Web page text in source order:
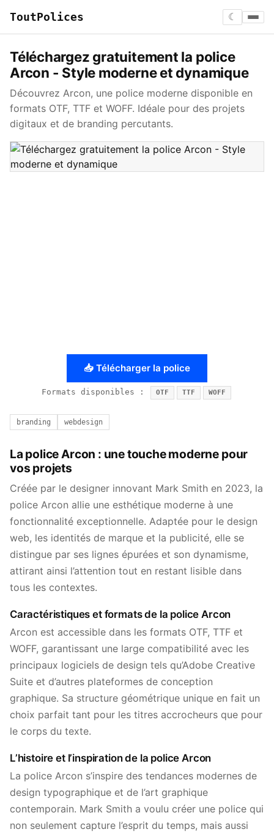
ToutPolices ☾
Téléchargez gratuitement la police
Arcon - Style moderne et dynamique
Découvrez Arcon, une police moderne disponible en
formats OTF, TTF et WOFF. Idéale pour des projets
digitaux et de branding percutants.
📥 Télécharger la police
Formats disponibles : OTF TTF WOFF
branding webdesign
La police Arcon : une touche moderne pour
vos projets
Créée par le designer innovant Mark Smith en 2023, la
police Arcon allie une esthétique moderne à une
fonctionnalité exceptionnelle. Adaptée pour le design
web, les identités de marque et la publicité, elle se
distingue par ses lignes épurées et son dynamisme,
attirant ainsi l’attention tout en restant lisible dans
tous les contextes.
Caractéristiques et formats de la police Arcon
Arcon est accessible dans les formats OTF, TTF et
WOFF, garantissant une large compatibilité avec les
principaux logiciels de design tels qu’Adobe Creative
Suite et d’autres plateformes de conception
graphique. Sa structure géométrique unique en fait un
choix parfait tant pour les titres accrocheurs que pour
le corps du texte.
L’histoire et l’inspiration de la police Arcon
La police Arcon s’inspire des tendances modernes de
design typographique et de l’art graphique
contemporain. Mark Smith a voulu créer une police qui
non seulement capture l’esprit du temps, mais aussi